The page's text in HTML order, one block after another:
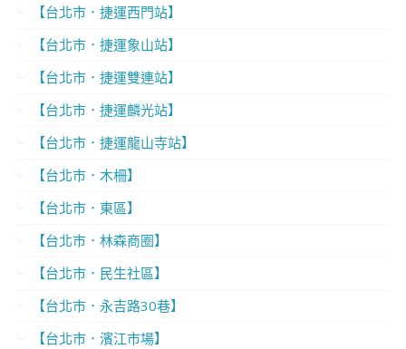
【台北市．捷運西門站】
【台北市．捷運象山站】
【台北市．捷運雙連站】
【台北市．捷運麟光站】
【台北市．捷運龍山寺站】
【台北市．木柵】
【台北市．東區】
【台北市．林森商圈】
【台北市．民生社區】
【台北市．永吉路30巷】
【台北市．濱江市場】